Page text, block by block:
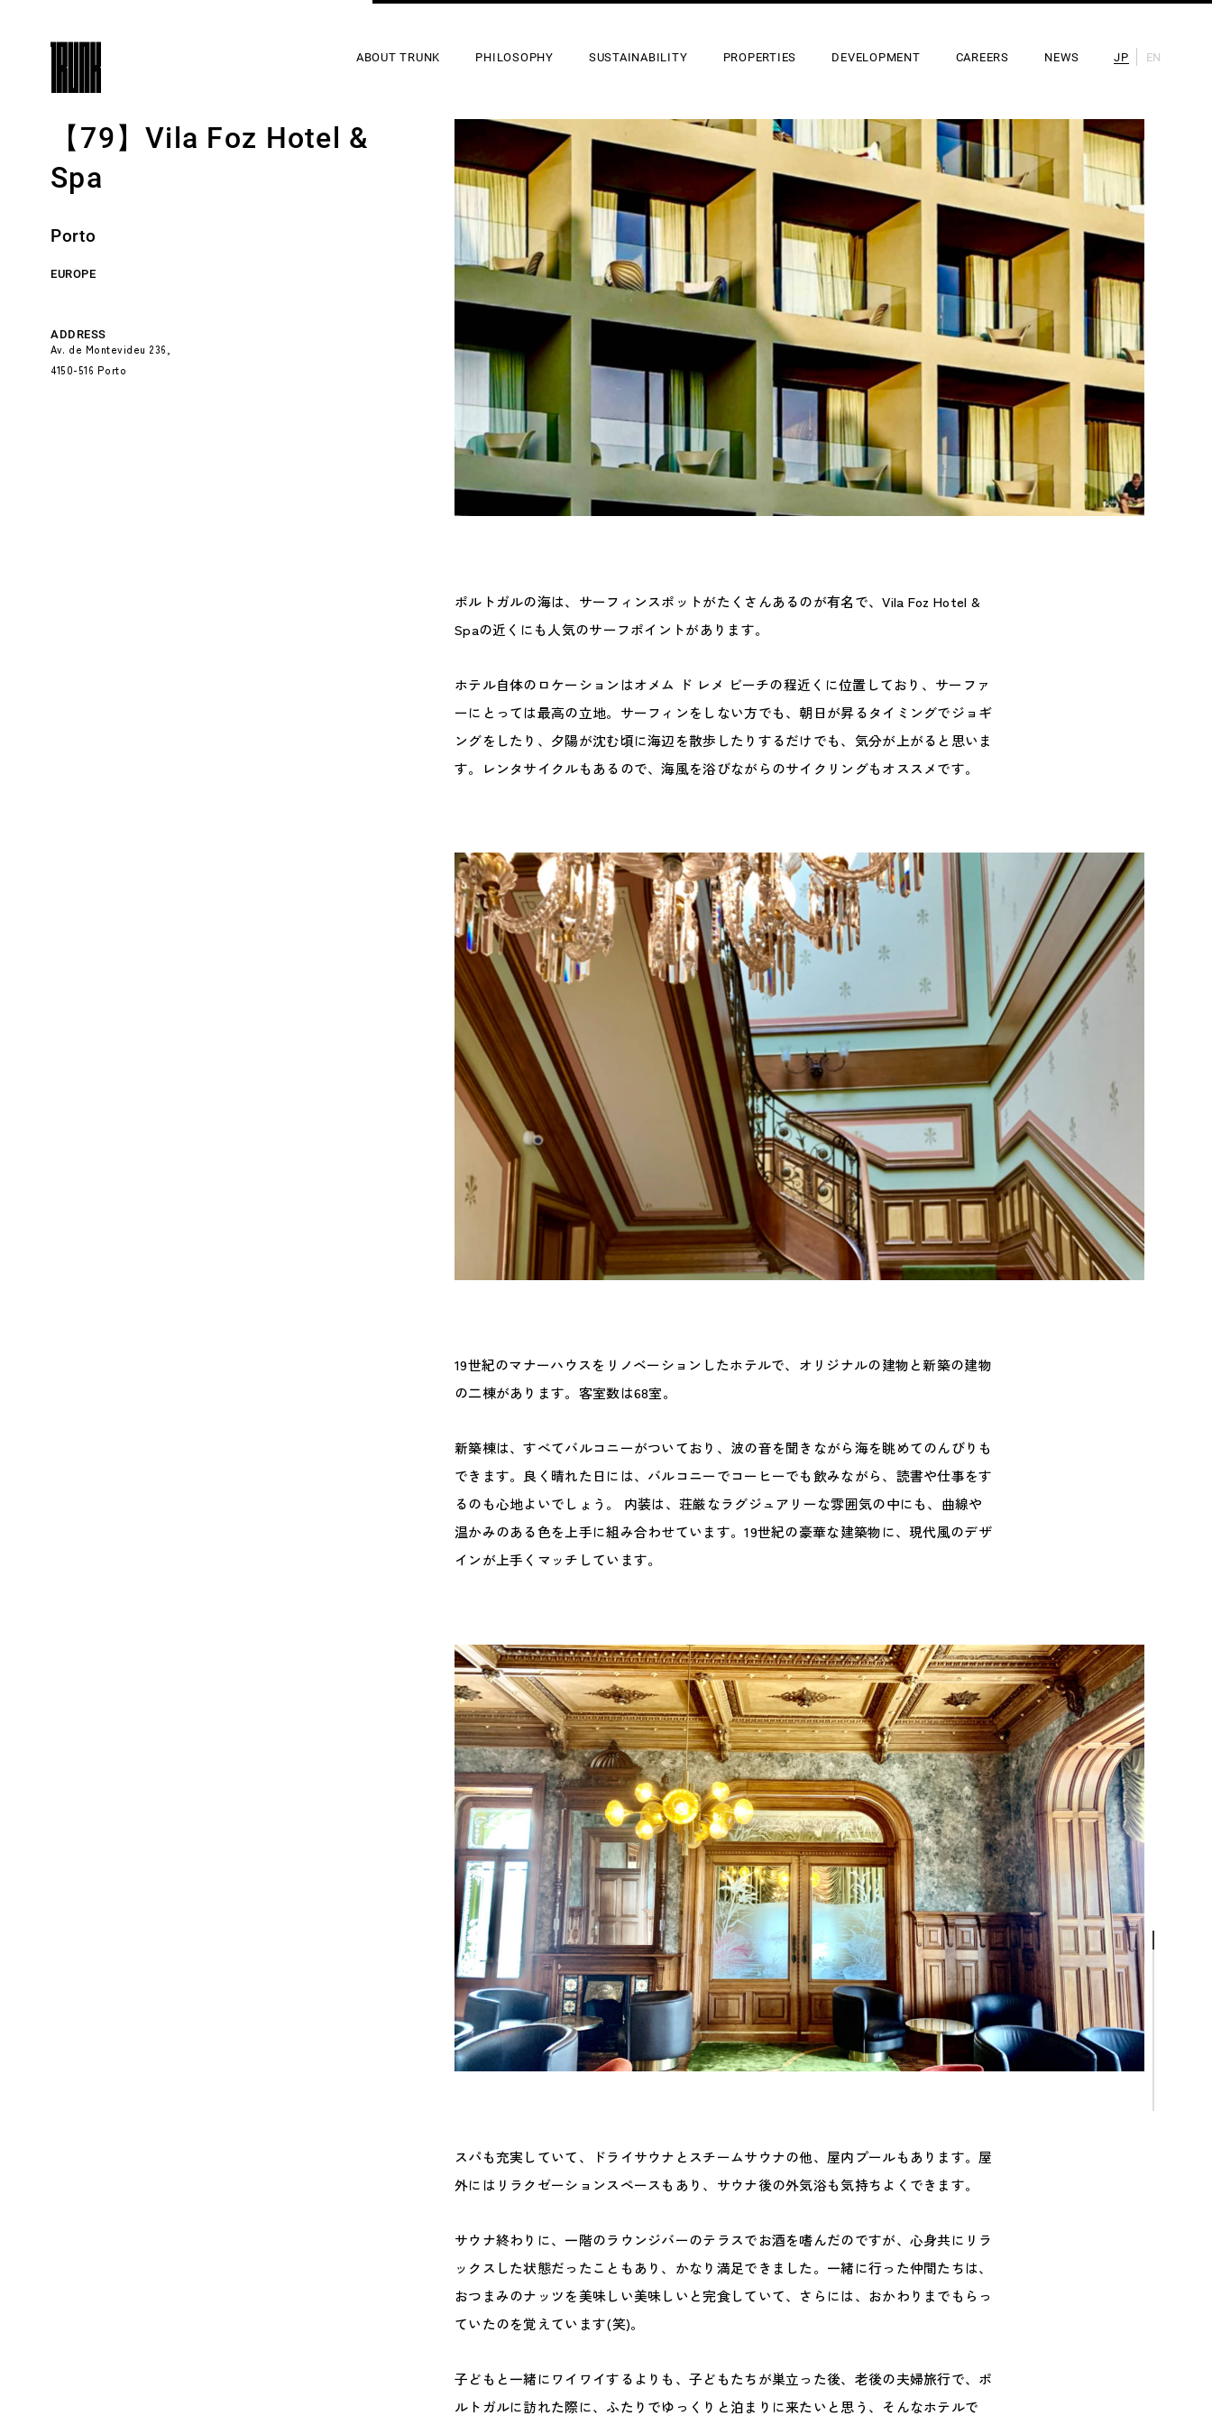
【79】Vila Foz Hotel &
Spa
Porto
EUROPE
ADDRESS
Av. de Montevideu 236,
4150-516 Porto
ポルトガルの海は、サーフィンスポットがたくさんあるのが有名で、Vila Foz Hotel &
Spaの近くにも人気のサーフポイントがあります。
ホテル自体のロケーションはオメム ド レメ ビーチの程近くに位置しており、サーファ
ーにとっては最高の立地。サーフィンをしない方でも、朝日が昇るタイミングでジョギ
ングをしたり、夕陽が沈む頃に海辺を散歩したりするだけでも、気分が上がると思いま
す。レンタサイクルもあるので、海風を浴びながらのサイクリングもオススメです。
19世紀のマナーハウスをリノベーションしたホテルで、オリジナルの建物と新築の建物
の二棟があります。客室数は68室。
新築棟は、すべてバルコニーがついており、波の音を聞きながら海を眺めてのんびりも
できます。良く晴れた日には、バルコニーでコーヒーでも飲みながら、読書や仕事をす
るのも心地よいでしょう。 内装は、荘厳なラグジュアリーな雰囲気の中にも、曲線や
温かみのある色を上手に組み合わせています。19世紀の豪華な建築物に、現代風のデザ
インが上手くマッチしています。
スパも充実していて、ドライサウナとスチームサウナの他、屋内プールもあります。屋
外にはリラクゼーションスペースもあり、サウナ後の外気浴も気持ちよくできます。
サウナ終わりに、一階のラウンジバーのテラスでお酒を嗜んだのですが、心身共にリラ
ックスした状態だったこともあり、かなり満足できました。一緒に行った仲間たちは、
おつまみのナッツを美味しい美味しいと完食していて、さらには、おかわりまでもらっ
ていたのを覚えています(笑)。
子どもと一緒にワイワイするよりも、子どもたちが巣立った後、老後の夫婦旅行で、ポ
ルトガルに訪れた際に、ふたりでゆっくりと泊まりに来たいと思う、そんなホテルで
ABOUT TRUNK PHILOSOPHY SUSTAINABILITY PROPERTIES DEVELOPMENT CAREERS NEWS JP EN